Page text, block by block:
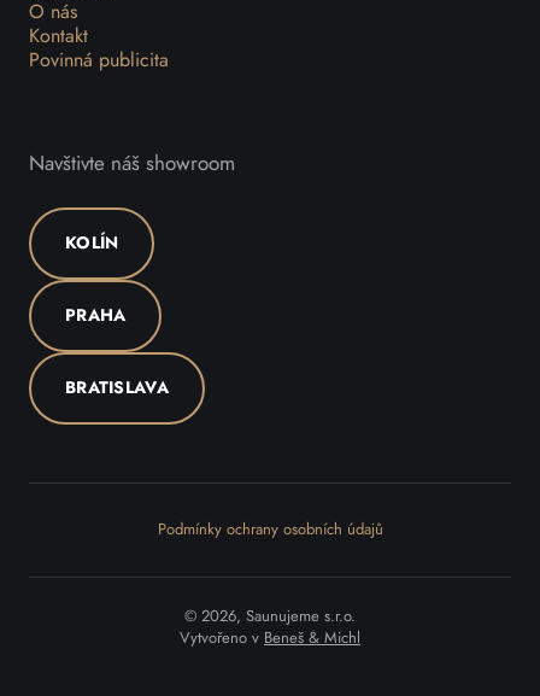
O nás
Kontakt
Povinná publicita
Navštivte náš showroom
KOLÍN
PRAHA
BRATISLAVA
Podmínky ochrany osobních údajů
© 2026, Saunujeme s.r.o.
Vytvořeno v Beneš & Michl